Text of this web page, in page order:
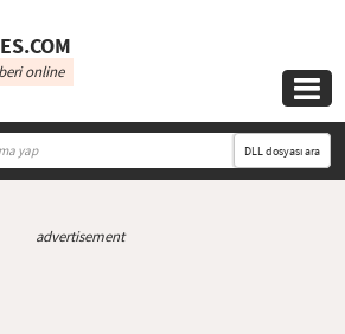
online

DLL dosyası ara
advertisement